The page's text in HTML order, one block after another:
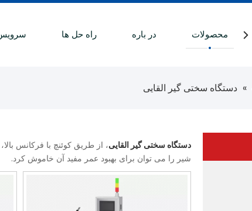
راه حل ها در باره محصولات
» دستگاه سختی گیر القایی
دستگاه سختی گیر القایی، از طریق کوئنچ با فرکانس
شیر را می توان برای بهبود عمر مفید آن خاموش کرد.